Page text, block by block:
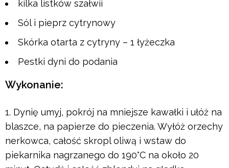
kilka listków szałwii
Sól i pieprz cytrynowy
Skórka otarta z cytryny – 1 łyżeczka
Pestki dyni do podania
Wykonanie:
Dynię umyj, pokrój na mniejsze kawałki i ułóż na
blaszce, na papierze do pieczenia. Wyłóż orzechy
nerkowca, całość skropl oliwą i wstaw do
piekarnika nagrzanego do 190°C na około 20